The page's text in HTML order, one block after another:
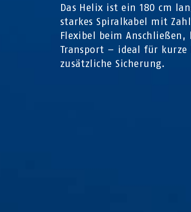
Das Helix ist ein 180 cm
starkes Spiralkabel mit
Flexibel beim Anschließen,
Transport – ideal für kurze
zusätzliche Sicherung.